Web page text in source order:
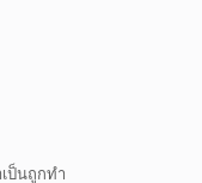
ป็นถูกทำ